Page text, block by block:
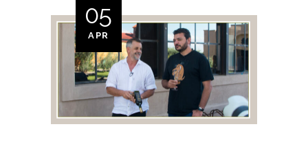
05
APR